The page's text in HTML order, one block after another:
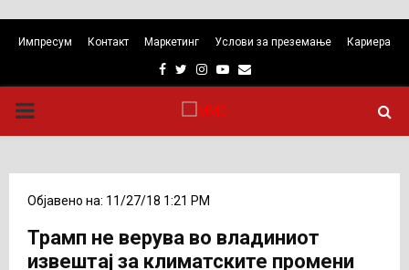
Импресум Контакт Маркетинг Услови за преземање Кариера
Facebook
TwitterInstagram
Youtube
Email
PRIMARY
Објавено на: 11/27/18 1:21 PM
Трамп не верува во владиниот
извештај за климатските промени